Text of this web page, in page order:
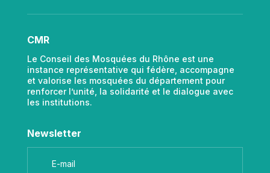
CMR
Le Conseil des Mosquées du Rhône est une
instance représentative qui fédère, accompagne
et valorise les mosquées du département pour
renforcer l’unité, la solidarité et le dialogue avec
les institutions.
Newsletter